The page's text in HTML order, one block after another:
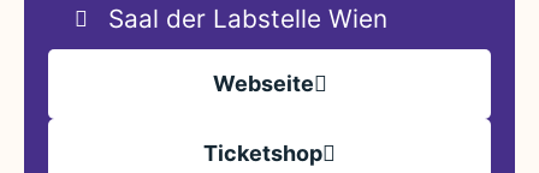
Saal der Labstelle Wien
Webseite
Ticketshop